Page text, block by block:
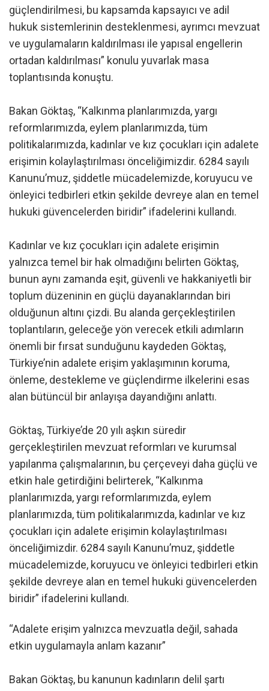
güçlendirilmesi, bu kapsamda kapsayıcı ve adil
hukuk sistemlerinin desteklenmesi, ayrımcı mevzuat
ve uygulamaların kaldırılması ile yapısal engellerin
ortadan kaldırılması” konulu yuvarlak masa
toplantısında konuştu.
Bakan Göktaş, “Kalkınma planlarımızda, yargı
reformlarımızda, eylem planlarımızda, tüm
politikalarımızda, kadınlar ve kız çocukları için adalete
erişimin kolaylaştırılması önceliğimizdir. 6284 sayılı
Kanunu’muz, şiddetle mücadelemizde, koruyucu ve
önleyici tedbirleri etkin şekilde devreye alan en temel
hukuki güvencelerden biridir” ifadelerini kullandı.
Kadınlar ve kız çocukları için adalete erişimin
yalnızca temel bir hak olmadığını belirten Göktaş,
bunun aynı zamanda eşit, güvenli ve hakkaniyetli bir
toplum düzeninin en güçlü dayanaklarından biri
olduğunun altını çizdi. Bu alanda gerçekleştirilen
toplantıların, geleceğe yön verecek etkili adımların
önemli bir fırsat sunduğunu kaydeden Göktaş,
Türkiye’nin adalete erişim yaklaşımının koruma,
önleme, destekleme ve güçlendirme ilkelerini esas
alan bütüncül bir anlayışa dayandığını anlattı.
Göktaş, Türkiye’de 20 yılı aşkın süredir
gerçekleştirilen mevzuat reformları ve kurumsal
yapılanma çalışmalarının, bu çerçeveyi daha güçlü ve
etkin hale getirdiğini belirterek, “Kalkınma
planlarımızda, yargı reformlarımızda, eylem
planlarımızda, tüm politikalarımızda, kadınlar ve kız
çocukları için adalete erişimin kolaylaştırılması
önceliğimizdir. 6284 sayılı Kanunu’muz, şiddetle
mücadelemizde, koruyucu ve önleyici tedbirleri etkin
şekilde devreye alan en temel hukuki güvencelerden
biridir” ifadelerini kullandı.
“Adalete erişim yalnızca mevzuatla değil, sahada
etkin uygulamayla anlam kazanır”
Bakan Göktaş, bu kanunun kadınların delil şartı